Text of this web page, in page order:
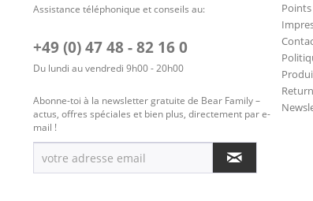
Assistance téléphonique et conseils au:
+49 (0) 47 48 - 82 16 0
Du lundi au vendredi 9h00 - 20h00
Abonne-toi à la newsletter gratuite de Bear Family –
actus, offres spéciales et bien plus, directement par e-
mail !
Return